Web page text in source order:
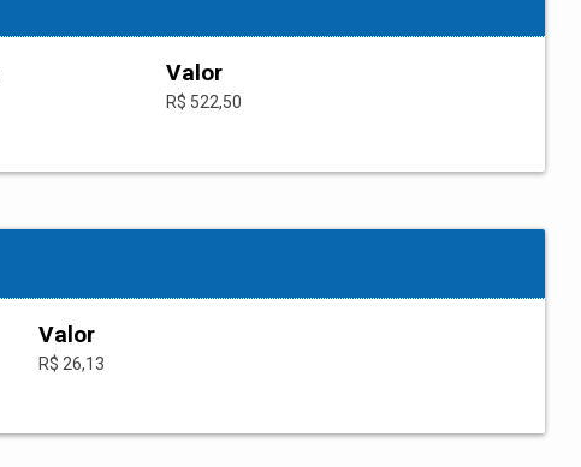
Valor
R$ 522,50
Valor
R$ 26,13